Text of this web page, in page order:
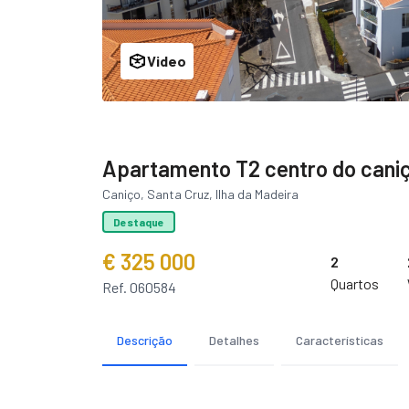
Video
Apartamento T2 centro do
Caniço, Santa Cruz, Ilha da Madeira
Destaque
€ 325 000
Ref. 060584
2
Quartos
Descrição Detalhes Características